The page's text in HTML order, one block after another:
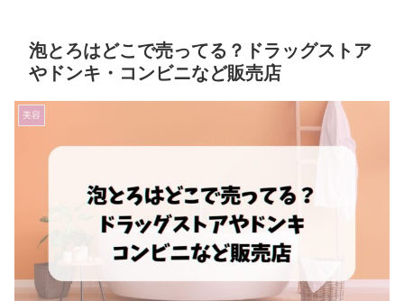
泡とろはどこで売ってる？ドラッグストア
やドンキ・コンビニなど販売店
美容